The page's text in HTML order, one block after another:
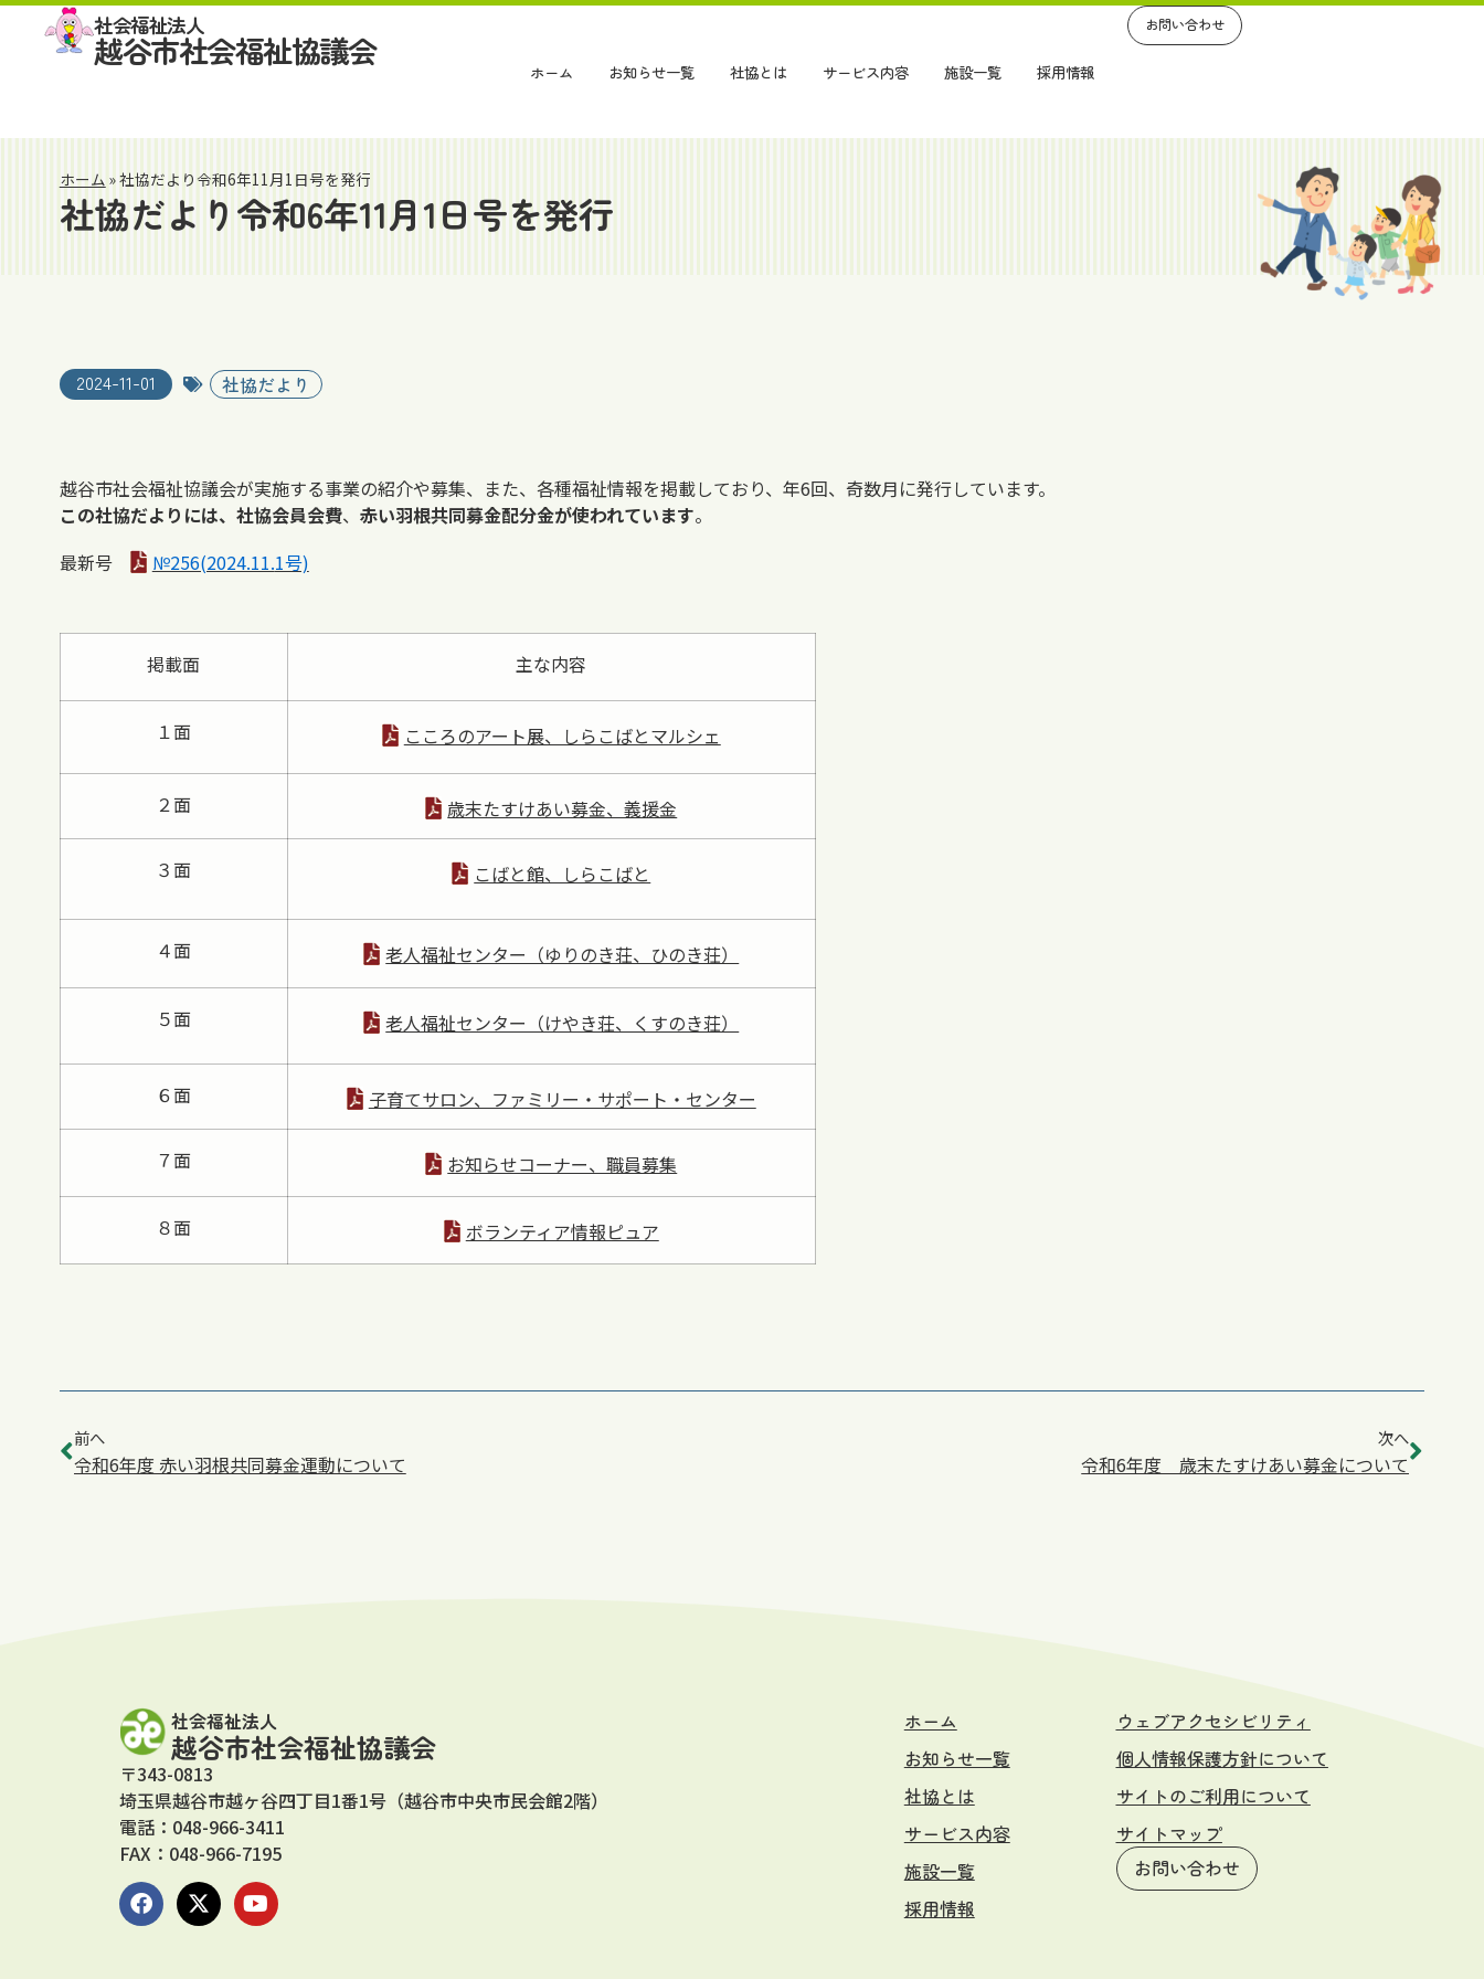
社会福祉法人
越谷市社会福祉協議会 ホーム お知らせ一覧 社協とは サービス内容 施設一覧 採用情報
お問い合わせ
ホーム »社協だより令和6年11月1日号を発行
社協だより令和6年11月1日号を発行
2024-11-01 社協だより
越谷市社会福祉協議会が実施する事業の紹介や募集、また、各種福祉情報を掲載しており、年6回、奇数月に発行しています。
この社協だよりには、社協会員会費、 赤い羽根共同募金配分金が使われています。
最新号
№256(2024.11.1号)
掲載面 主な内容
１面 こころのアート展、しらこばとマルシェ
２面 歳末たすけあい募金、義援金
３面 こばと館、しらこばと
４面 老人福祉センター（ゆりのき荘、ひのき荘）
５面 老人福祉センター（けやき荘、くすのき荘）
６面 子育てサロン、ファミリー・サポート・センター
７面 お知らせコーナー、職員募集
８面 ボランティア情報ピュア
前へ
令和6年度 赤い羽根共同募金運動について
次へ
令和6年度 歳末たすけあい募金について
社会福祉法人
越谷市社会福祉協議会
〒343-0813
埼玉県越谷市越ヶ谷四丁目1番1号（越谷市中央市民会館2階）
電話：048-966-3411
FAX：048-966-7195
ホーム
お知らせ一覧
社協とは
サービス内容
施設一覧
採用情報
ウェブアクセシビリティ
個人情報保護方針について
サイトのご利用について
サイトマップ
お問い合わせ